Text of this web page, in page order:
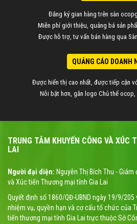
Đăng ký gian hàng trên sàn
Miễn phí giới thiệu, quảng bá sản
Được hỗ trợ, tư vấn bán hàng qua
QUẢNG CÁO DOANH
Được hiển thị cao nhất, được tiếp cận
Nỗi bật hơn, gắn logo Chủ thể
TRUNG TÂM KHUYẾN CÔNG VÀ XÚC
LAI
Người đại diện: Nguyễn Thị Bích Thu -
và Xúc tiến Thương mại tỉnh Gia Lai
Quyết định số 1860/QĐ-UBND ngày 19/9/
nhiệm vụ, quyền hạn và cơ cấu tổ chức của
tiến thương mại tỉnh Gia Lai trực thuộc Sở